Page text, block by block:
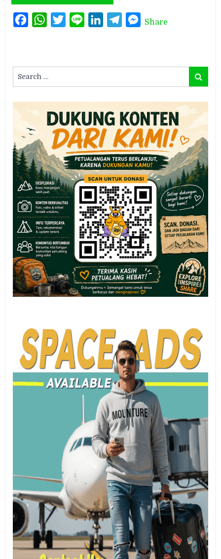
FacebookWhatsAppTwitterLine LinkedInTelegramMessenger
Share
for:
Search